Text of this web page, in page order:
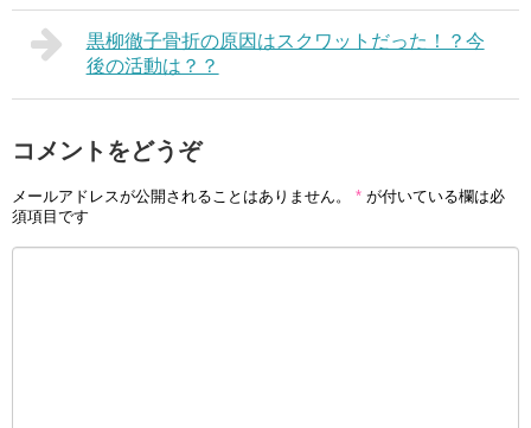
黒柳徹子骨折の原因はスクワットだった！？今
後の活動は？？
コメントをどうぞ
メールアドレスが公開されることはありません。 * が付いている欄は必
須項目です